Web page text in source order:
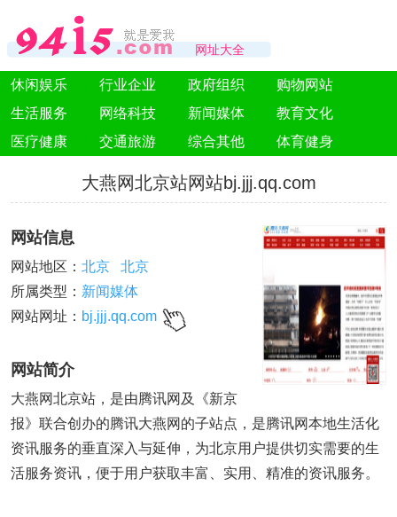
网址大全
休闲娱乐 行业企业 政府组织
购物网站
生活服务
网络科技 新闻媒体
教育文化
医疗健康
交通旅游 综合其他 体育健身
大燕网北京站网站bj.jjj.qq.com
网站信息
网站地区： 北京
北京
所属类型： 新闻媒体
网站网址： bj.jjj.qq.com
网站简介
大燕网北京站，是由腾讯网及《新京
报》联合创办的腾讯大燕网的子站点，是腾讯网本地生活化
资讯服务的垂直深入与延伸，为北京用户提供切实需要的生
活服务资讯，便于用户获取丰富、实用、精准的资讯服务。